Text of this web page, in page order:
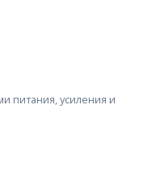
питания, усиления и